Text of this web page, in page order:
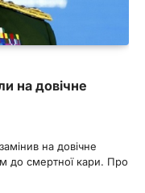
на довічне
на довічне
до смертної кари. Про